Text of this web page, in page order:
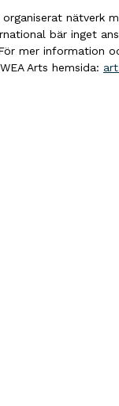
nätverk
bär inget
mer information
Arts hemsida: